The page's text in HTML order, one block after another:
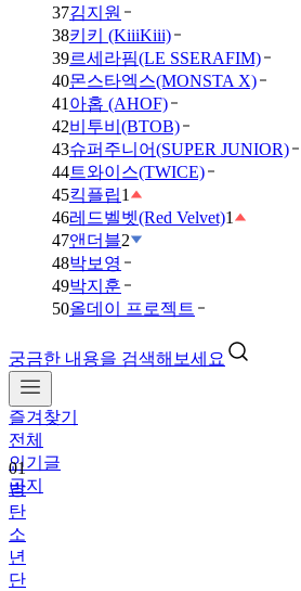
37김지원
38키키 (KiiiKiii)
39르세라핌(LE SSERAFIM)
40몬스타엑스(MONSTA X)
41 아홉 (AHOF)
42비투비(BTOB)
43슈퍼주니어(SUPER JUNIOR)
44트와이스(TWICE)
45킥플립1
46레드벨벳(Red Velvet)1
47앤더블2
48박보영
49박지훈
50올데이 프로젝트
궁금한 내용을 검색해보세요
즐겨찾기
전체
인기글
공지
01
방
탄
소
년
단
(BTS)